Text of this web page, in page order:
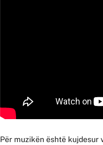
Për muzikën është kujdesur